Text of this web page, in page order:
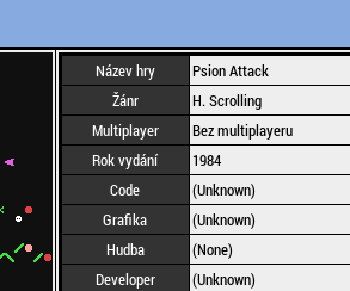
Název hry
Psion Attack
Žánr
H. Scrolling
Multiplayer
Bez multiplayeru
Rok vydání
1984
Code
(Unknown)
Grafika
(Unknown)
Hudba
(None)
Developer
(Unknown)